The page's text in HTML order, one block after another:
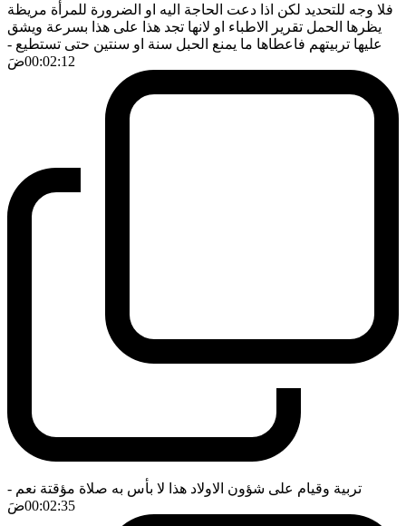
فلا وجه للتحديد لكن اذا دعت الحاجة اليه او الضرورة للمرأة مريظة
يظرها الحمل تقرير الاطباء او لانها تجد هذا على هذا بسرعة ويشق
عليها تربيتهم فاعطاها ما يمنع الحبل سنة او سنتين حتى تستطيع -
00:02:12ضَ
تربية وقيام على شؤون الاولاد هذا لا بأس به صلاة مؤقتة نعم -
00:02:35ضَ